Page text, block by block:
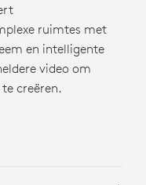
ruimtes met
en intelligente
video om
creëren.